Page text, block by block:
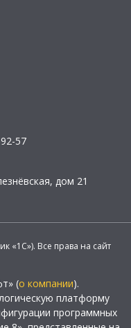
57
дом 21
«1С»). Все права на сайт
(о компании).
платформу
программных